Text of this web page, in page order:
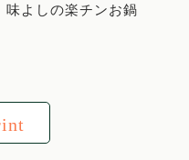
味よしの楽チンお鍋